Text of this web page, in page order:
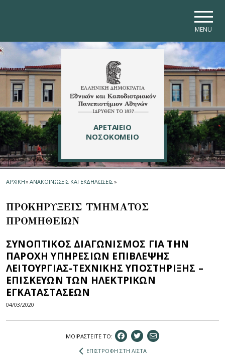
MENU
ΑΡΕΤΑΙΕΙΟ
ΝΟΣΟΚΟΜΕΙΟ
ΑΡΧΙΚΗ» ΑΝΑΚΟΙΝΩΣΕΙΣ ΚΑΙ ΕΚΔΗΛΩΣΕΙΣ»
ΠΡΟΚΗΡΥΞΕΙΣ ΤΜΗΜΑΤΟΣ
ΠΡΟΜΗΘΕΙΩN
ΣΥΝΟΠΤΙΚΟΣ ΔΙΑΓΩΝΙΣΜΟΣ ΓΙΑ ΤΗΝ
ΠΑΡΟΧΗ ΥΠΗΡΕΣΙΩΝ ΕΠΙΒΛΕΨΗΣ
ΛΕΙΤΟΥΡΓΙΑΣ-ΤΕΧΝΙΚΗΣ ΥΠΟΣΤΗΡΙΞΗΣ –
ΕΠΙΣΚΕΥΩΝ ΤΩΝ ΗΛΕΚΤΡΙΚΩΝ
ΕΓΚΑΤΑΣΤΑΣΕΩΝ
04/03/2020
ΜΟΙΡΑΣΤEIΤΕ ΤΟ:
ΕΠΙΣΤΡΟΦΗ ΣΤΗ ΛΙΣΤΑ